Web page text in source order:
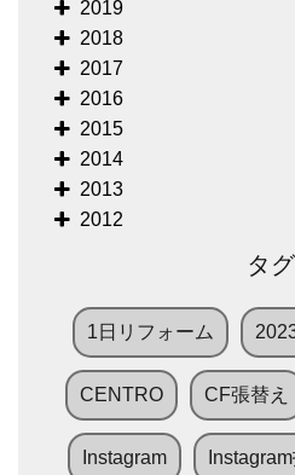
2019
2018
2017
2016
2015
2014
2013
2012
タグ
1日リフォーム
CENTRO CF張替え
Instagram